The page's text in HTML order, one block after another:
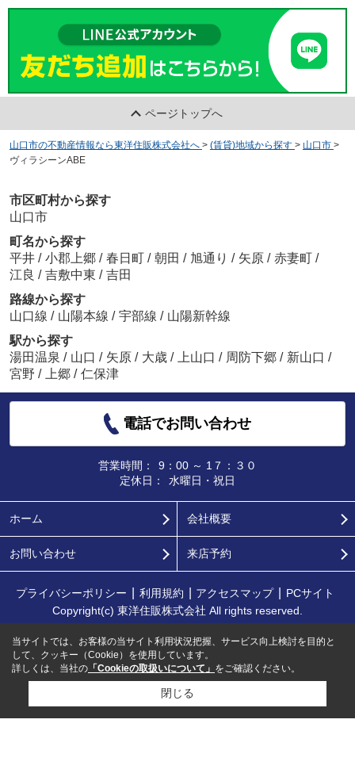
ページトップへ
山口市の不動産情報なら東洋住販株式会社へ > (賃貸)地域から探す > 山口市 >
ヴィラシーンABE
市区町村から探す
山口市
町名から探す
平井 / 小郡上郷 / 春日町 / 朝田 / 旭通り / 矢原 / 赤妻町 /
江良 / 吉敷中東 / 吉田
路線から探す
山口線 / 山陽本線 / 宇部線 / 山陽新幹線
駅から探す
湯田温泉 / 山口 / 矢原 / 大歳 / 上山口 / 周防下郷 / 新山口 /
宮野 / 上郷 / 仁保津
電話でお問い合わせ
営業時間：
9：00 ～ 1７：３０
定休日：
水曜日・祝日
ホーム 会社概要
お問い合わせ 来店予約
プライバシーポリシー 利用規約 アクセスマップ
PCサイト
Copyright(c) 東洋住販株式会社 All rights reserved.
当サイトでは、お客様の当サイト利用状況把握、サービス向上検討を目的と
して、クッキー（Cookie）を使用しています。
詳しくは、当社の 「Cookieの取扱いについて」 をご確認ください。
閉じる